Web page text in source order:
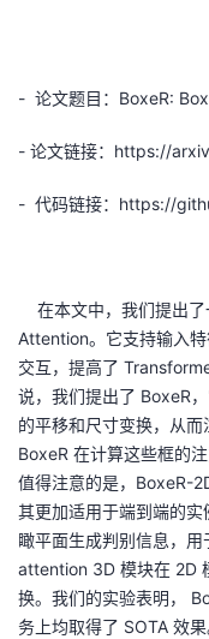
博
客
的
论
坛
我
的
圈
我
的
播
我
活
动
的
关
注
我
的
开
发
者
学
我
的
Programs
我
的
支
持
- 论文题目：BoxeR:
- 论文链接：https://
- 代码链接：https://
在本文中，我们提出了
Attention。它支持输入
交互，提高了
说，我们提出了 BoxeR
的平移和尺寸变换，从而
BoxeR 在计算这些框的
值得注意的是，BoxeR-
其更加适用于端到端的
瞰平面生成判别信息，
attention 3D 模块在 2D
换。我们的实验表明，
务上均取得了 SOTA 效